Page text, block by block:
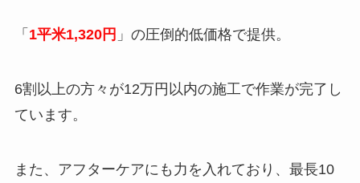
「 1平米1,320円 」の圧倒的低価格で提供。
6割以上の方々が12万円以内の施工で作業が完了し
ています。
また、アフターケアにも力を入れており、最長10